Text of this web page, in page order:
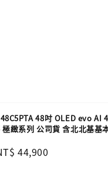
48吋 OLED evo AI
緻系列 公司貨 含北北基基
44,900